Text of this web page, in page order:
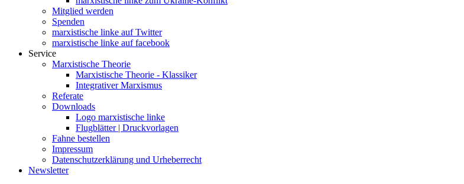
Mitglied werden
Spenden
marxistische linke auf Twitter
marxistische linke auf facebook
Service
Marxistische Theorie
Marxistische Theorie - Klassiker
Integrativer Marxismus
Referate
Downloads
Logo marxistische linke
Flugblätter | Druckvorlagen
Fahne bestellen
Impressum
Datenschutzerklärung und Urheberrecht
Newsletter